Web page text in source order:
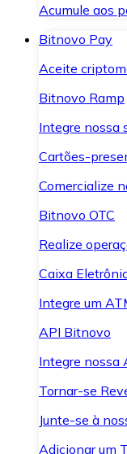
Acumule aos
Bitnovo Pay
Aceite
Bitnovo Ramp
Integre nossa
Cartões-
Comercialize
Bitnovo OTC
Realize
Caixa
Integre um
API Bitnovo
Integre nossa
Tornar-se
Junte-se à
Adicionar um